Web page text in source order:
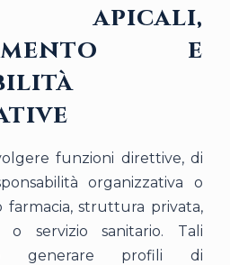
apicali,
e
funzioni direttive, di
organizzativa o
farmacia, struttura privata,
servizio sanitario. Tali
generare profili di